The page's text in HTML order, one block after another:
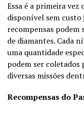
Essa é a primeira vez
disponível sem custo
recompensas
de diamantes. Cada
uma quantidade
podem ser coletados
diversas missões
Recompensas do